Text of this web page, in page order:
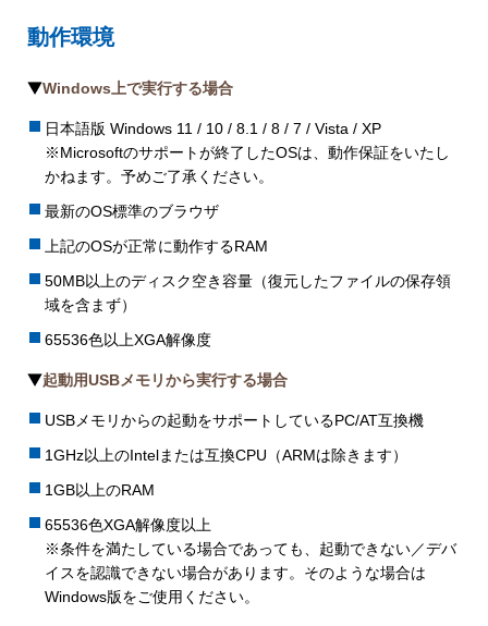
動作環境
Windows上で実行する場合
日本語版 Windows 11 / 10 / 8.1 / 8 / 7 / Vista / XP
※Microsoftのサポートが終了したOSは、動作保証をいたし
かねます。予めご了承ください。
最新のOS標準のブラウザ
上記のOSが正常に動作するRAM
50MB以上のディスク空き容量（復元したファイルの保存領
域を含まず）
65536色以上XGA解像度
起動用USBメモリから実行する場合
USBメモリからの起動をサポートしているPC/AT互換機
1GHz以上のIntelまたは互換CPU（ARMは除きます）
1GB以上のRAM
65536色XGA解像度以上
※条件を満たしている場合であっても、起動できない／デバ
イスを認識できない場合があります。そのような場合は
Windows版をご使用ください。